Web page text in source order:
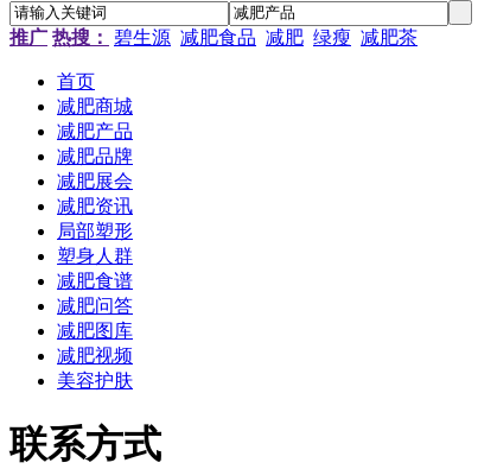
推广 热搜： 碧生源 减肥食品 减肥 绿瘦 减肥茶
首页
减肥商城
减肥产品
减肥品牌
减肥展会
减肥资讯
局部塑形
塑身人群
减肥食谱
减肥问答
减肥图库
减肥视频
美容护肤
联系方式